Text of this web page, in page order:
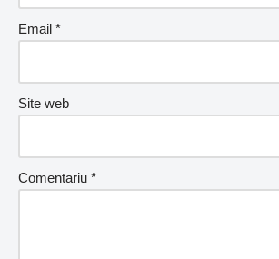
Email *
Site web
Comentariu *